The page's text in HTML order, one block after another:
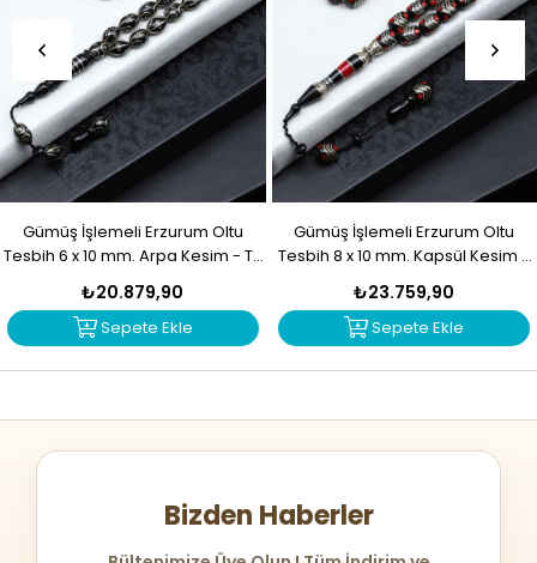
Gümüş İşlemeli Erzurum Oltu
Tesbih 6 x 10 mm. Arpa Kesim - T-
1916
₺20.879,90
Sepete Ekle
Gümüş İşlemeli Erzurum Oltu
Tesbih 8 x 10 mm. Kapsül Kesim -
T-1915
₺23.759,90
Sepete Ekle
Bizden Haberler